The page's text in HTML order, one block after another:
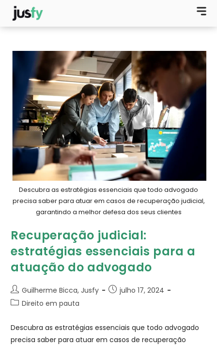
Descubra as estratégias essenciais que todo advogado
precisa saber para atuar em casos de recuperação judicial,
garantindo a melhor defesa dos seus clientes
Recuperação judicial:
estratégias essenciais para a
atuação do advogado
Guilherme Bicca, Jusfy
julho 17, 2024
Direito em pauta
Descubra as estratégias essenciais que todo advogado
precisa saber para atuar em casos de recuperação